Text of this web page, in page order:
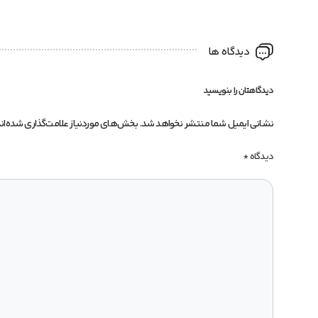
دیدگاه ها
دیدگاهتان را بنویسید
نشانی ایمیل شما منتشر نخواهد شد.بخش‌های موردنیاز علامت‌گذاری
دیدگاه*